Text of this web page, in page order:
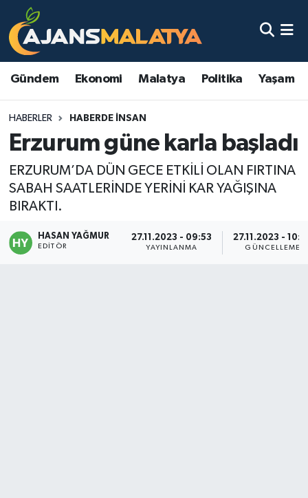
Gündem Ekonomi Malatya Politika Yaşam
HABERLER HABERDE INSAN
Erzurum güne karla başladı
ERZURUM’DA DÜN GECE ETKİLİ OLAN FIRTINA
SABAH SAATLERİNDE YERİNİ KAR YAĞIŞINA
BIRAKTI.
HASAN YAĞMUR
EDITÖR
27.11.2023 - 09:53
YAYINLANMA
27.11.2023 -
GÜNCELLEME
Asayiş
Eğitim
Gündem
Malatya Nöbetçi Eczaneler
Malatya Namaz Vakitleri
Malatya Trafik Yoğunluk Haritası
TFF 3.Lig 2.Grup Puan Durumu ve Fikstür
Tüm Manşetler